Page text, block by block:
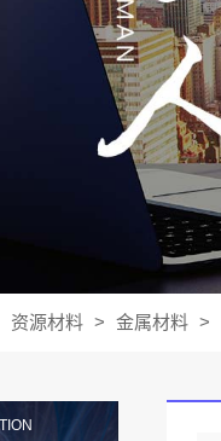
资源材料 > 金属材料 >